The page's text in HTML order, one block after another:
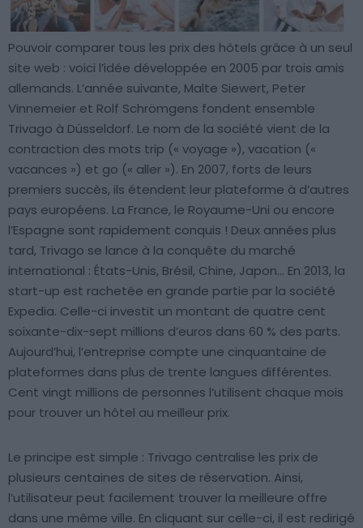
Pouvoir comparer tous les prix des hôtels grâce à un seul
site web : voici l’idée développée en 2005 par trois amis
allemands. L’année suivante, Malte Siewert, Peter
Vinnemeier et Rolf Schrömgens fondent ensemble
Trivago à Düsseldorf. Le nom de la société vient de la
contraction des mots trip (« voyage »), vacation («
vacances ») et go (« aller »). En 2007, forts de leurs
premiers succès, ils étendent leur plateforme à d’autres
pays européens. La France, le Royaume-Uni ou encore
l’Espagne sont rapidement conquis ! Deux années plus
tard, Trivago se lance à la conquête du marché
international : États-Unis, Brésil, Chine, Japon… En 2013, la
start-up est rachetée en grande partie par la société
Expedia. Celle-ci investit un montant de quatre cent
soixante-dix-sept millions d’euros dans 60 % des parts.
Aujourd’hui, l’entreprise compte une cinquantaine de
plateformes dans plus de trente langues différentes.
Cent vingt millions de personnes l’utilisent chaque mois
pour trouver un hôtel au meilleur prix.
Le principe est simple : Trivago centralise les prix de
plusieurs centaines de sites de réservation. Ainsi,
l’utilisateur peut facilement trouver la meilleure offre
dans une même ville. En cliquant sur celle-ci, il est redirigé